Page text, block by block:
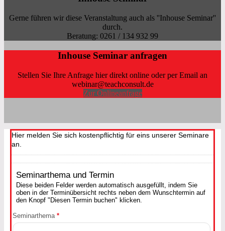
Gerne führen wir diese Veranstaltung auch als ''Inhouse Seminar''
durch.
Beratung: 0261 / 134 932 99
Inhouse Seminar anfragen
Stellen Sie Ihre Anfrage hier direkt online oder per Email an
webinar@teachconsult.de
Zur Onlineanfrage
Hier melden Sie sich kostenpflichtig für eins unserer Seminare
an.
Seminarthema und Termin
Diese beiden Felder werden automatisch ausgefüllt, indem Sie
oben in der Terminübersicht rechts neben dem Wunschtermin auf
den Knopf "Diesen Termin buchen" klicken.
Seminarthema *